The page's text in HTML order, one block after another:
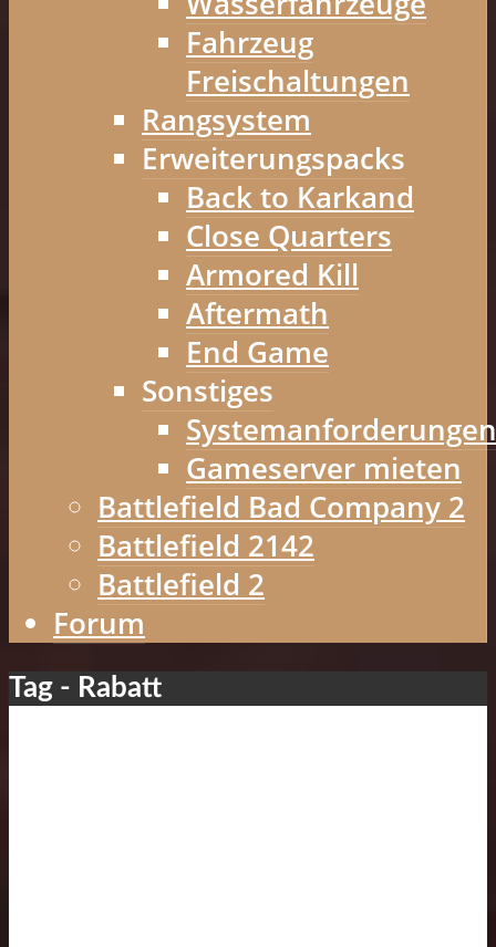
Fahrzeug
Freischaltungen
Rangsystem
Erweiterungspacks
Back to Karkand
Close Quarters
Armored Kill
Aftermath
End Game
Sonstiges
Systemanforderungen
Gameserver mieten
Battlefield Bad Company 2
Battlefield 2142
Battlefield 2
Forum
Tag - Rabatt